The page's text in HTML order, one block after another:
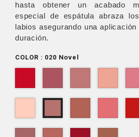
hasta obtener un acabado
especial de espátula abraza
labios asegurando una
duración.
COLOR : 020 Novel
Royal
Dusk
Bella
Melt
Novel
Mode
Rosey